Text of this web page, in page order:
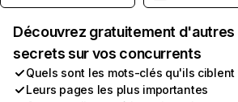
Découvrez gratuitement d'autres
secrets sur vos concurrents
Quels sont les mots-clés qu'ils ciblent
Leurs pages les plus importantes